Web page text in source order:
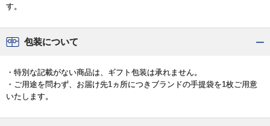
す。
包装について
・特別な記載がない商品は、ギフト包装は承れません。
・ご用途を問わず、お届け先1ヵ所につきブランドの手提袋を1枚ご用意
いたします。